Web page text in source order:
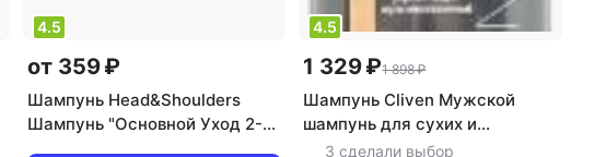
4.5
от 359 ₽
Шампунь Head&Shoulders
Шампунь "Основной Уход 2-
4.5
1 329 ₽1 898 ₽
Шампунь Cliven Мужской
шампунь для сухих и
нормальных волос, 250 мл
3 сделали выбор